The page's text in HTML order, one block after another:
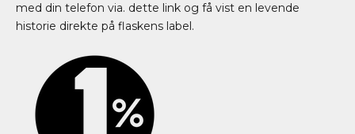
med din telefon via. dette link og få vist en levende
historie direkte på flaskens label.